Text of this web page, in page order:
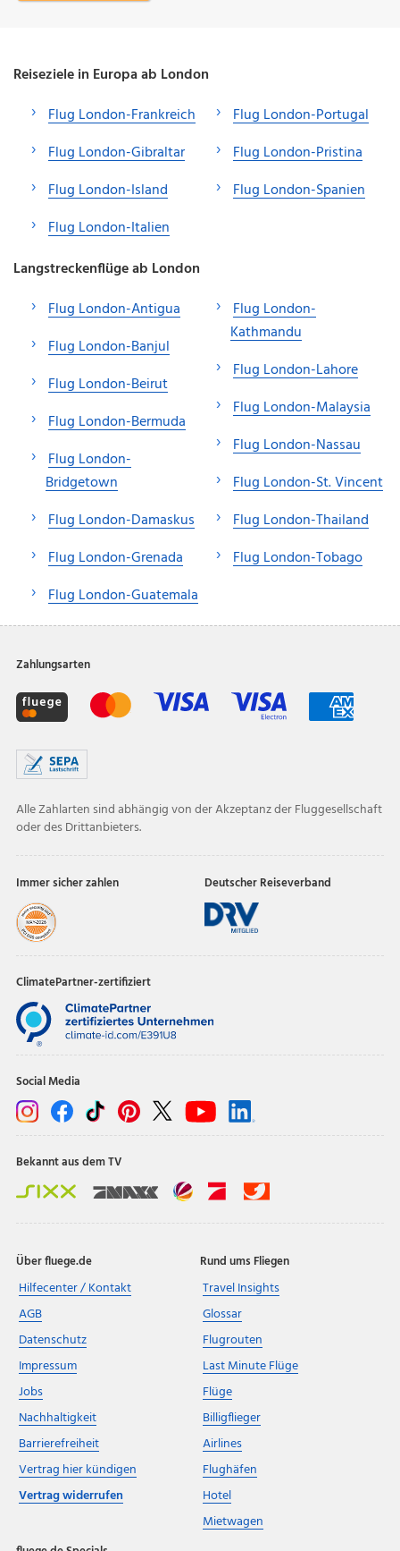
Reiseziele in Europa ab London
Flug London-Frankreich
Flug London-Gibraltar
Flug London-Island
Flug London-Italien
Flug London-Portugal
Flug London-Pristina
Flug London-Spanien
Langstreckenflüge ab London
Flug London-Antigua
Flug London-Banjul
Flug London-Beirut
Flug London-Bermuda
Flug London-
Bridgetown
Flug London-Damaskus
Flug London-Grenada
Flug London-Guatemala
Flug London-
Kathmandu
Flug London-Lahore
Flug London-Malaysia
Flug London-Nassau
Flug London-St. Vincent
Flug London-Thailand
Flug London-Tobago